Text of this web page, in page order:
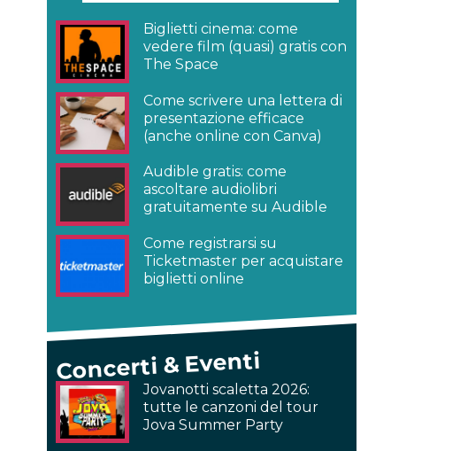
Biglietti cinema: come
vedere film (quasi) gratis con
The Space
Come scrivere una lettera di
presentazione efficace
(anche online con Canva)
Audible gratis: come
ascoltare audiolibri
gratuitamente su Audible
Come registrarsi su
Ticketmaster per acquistare
biglietti online
Concerti & Eventi
Jovanotti scaletta 2026:
tutte le canzoni del tour
Jova Summer Party